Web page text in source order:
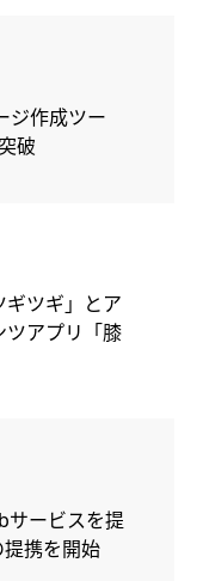
ジ作成ツー
破
ツギ」とア
ツアプリ「膝
サービスを提
携を開始